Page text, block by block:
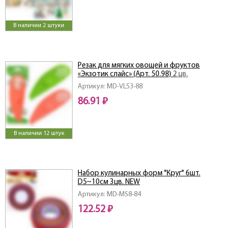
В наличии 2 штуки
В наличии 12 штук
Артикул: MD-VL53-88
Резак для мягких овощей и фруктов
«Экзотик слайс» (Арт. 50.98) 2 цв.
86.91 ₽
Артикул: MD-MS8-84
Набор кулинарных форм "Круг" 6шт.
D5~10см 3цв. NEW
122.52 ₽